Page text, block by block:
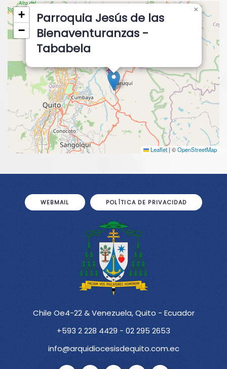
Parroquia Jesús de las
Bienaventuranzas -
Tababela
×
+
−
Leaflet | ©OpenStreetMap
WEBMAIL POLÍTICA DE PRIVACIDAD
Chile Oe4-22 & Venezuela, Quito - Ecuador
+593 2 228 4429 - 02 295 2653
info@arquidiocesisdequito.com.ec